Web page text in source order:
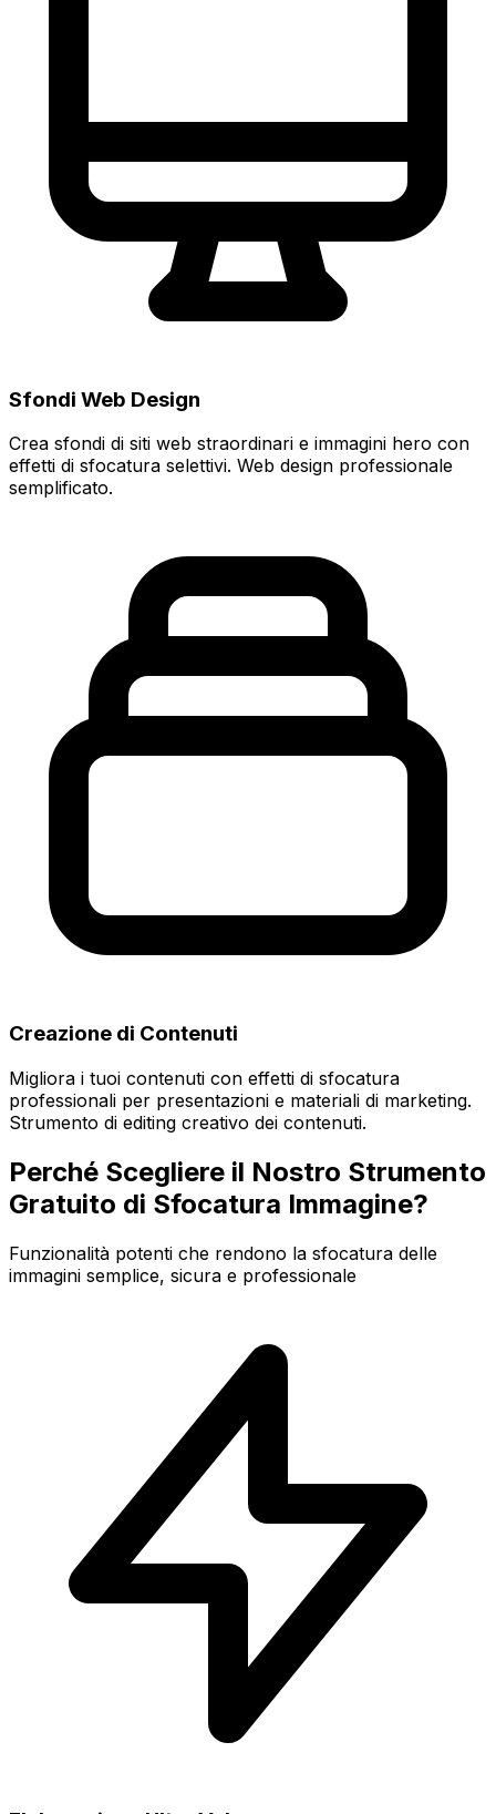
Sfondi Web Design
Crea sfondi di siti web straordinari e immagini hero con
effetti di sfocatura selettivi. Web design professionale
semplificato.
Creazione di Contenuti
Migliora i tuoi contenuti con effetti di sfocatura
professionali per presentazioni e materiali di marketing.
Strumento di editing creativo dei contenuti.
Perché Scegliere il Nostro Strumento
Gratuito di Sfocatura Immagine?
Funzionalità potenti che rendono la sfocatura delle
immagini semplice, sicura e professionale